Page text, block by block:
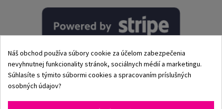
Náš obchod používa súbory cookie za účelom zabezpečenia
nevyhnutnej funkcionality stránok, sociálnych médií a marketingu.
Súhlasíte s týmito súbormi cookies a spracovaním príslušných
osobných údajov?